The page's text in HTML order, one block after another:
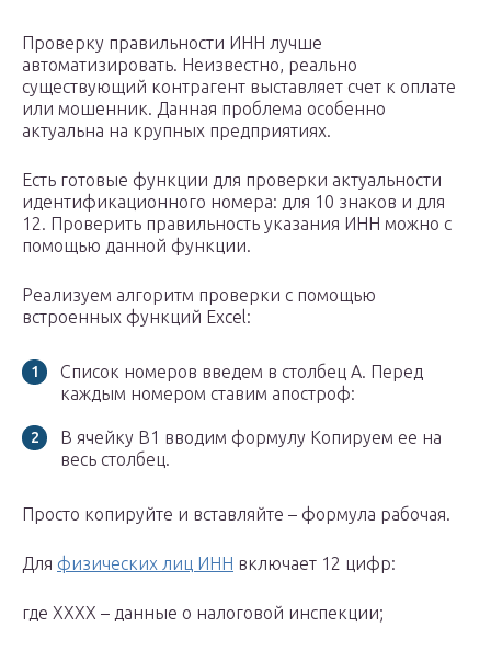
Проверку правильности ИНН лучше
автоматизировать. Неизвестно, реально
существующий контрагент выставляет счет к оплате
или мошенник. Данная проблема особенно
актуальна на крупных предприятиях.
Есть готовые функции для проверки актуальности
идентификационного номера: для 10 знаков и для
12. Проверить правильность указания ИНН можно с
помощью данной функции.
Реализуем алгоритм проверки с помощью
встроенных функций Excel:
Список номеров введем в столбец А. Перед
каждым номером ставим апостроф:
В ячейку В1 вводим формулу Копируем ее на
весь столбец.
Просто копируйте и вставляйте – формула рабочая.
Для физических лиц ИНН включает 12 цифр:
где ХХХХ – данные о налоговой инспекции;